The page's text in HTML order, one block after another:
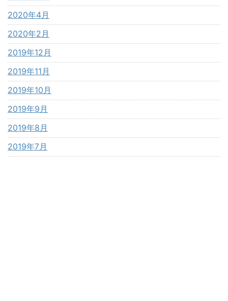
2020年4月
2020年2月
2019年12月
2019年11月
2019年10月
2019年9月
2019年8月
2019年7月